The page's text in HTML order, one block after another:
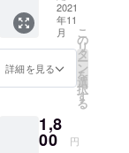
JAMHA認定
ハーバルセ
ラピスト
元大阪医療
技術学園専
(柄おま
かせ)
2021
年11
月
詳細を見る
こ
の
リ
タ
ー
ン
を
選
択
す
る
1,8
00 円